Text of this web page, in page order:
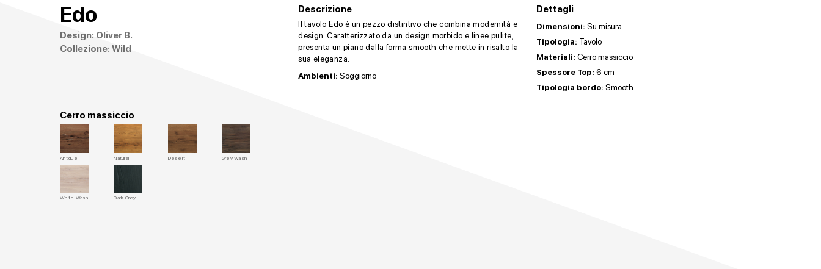
Edo
Design: Oliver B.
Collezione: Wild
Descrizione
Il tavolo Edo è un pezzo distintivo che combina modernità e
design. Caratterizzato da un design morbido e linee pulite,
presenta un piano dalla forma smooth che mette in risalto la
sua eleganza.
Ambienti: Soggiorno
Dettagli
Dimensioni: Su misura
Tipologia: Tavolo
Materiali: Cerro massiccio
Spessore Top: 6 cm
Tipologia bordo: Smooth
Cerro massiccio
Antique Natural Desert Grey Wash
White Wash Dark Grey